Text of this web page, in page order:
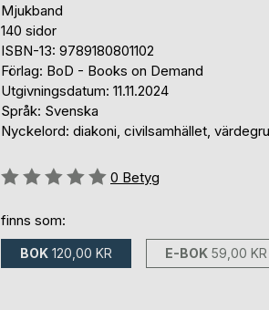
Mjukband
140 sidor
ISBN-13: 9789180801102
Förlag: BoD - Books on Demand
Utgivningsdatum: 11.11.2024
Språk: Svenska
Nyckelord: diakoni, civilsamhället,
Betyg::
0 Betyg
finns som:
BOK 120,00 KR E-BOK 59,00 KR